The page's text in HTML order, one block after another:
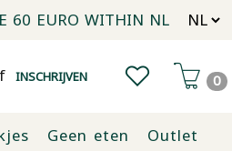
60 EURO WITHIN NL
INSCHRIJVEN 0
Geen eten
Outlet